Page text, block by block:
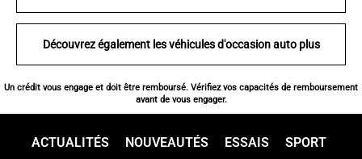
Découvrez également les véhicules d'occasion auto plus
Un crédit vous engage et doit être remboursé. Vérifiez vos capacités de remboursement
avant de vous engager.
ACTUALITÉS NOUVEAUTÉS ESSAIS
SPORT